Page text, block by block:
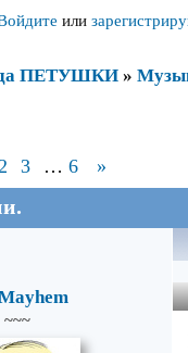
или
ПЕТУШКИ »
2 3 … 6 »
~~~